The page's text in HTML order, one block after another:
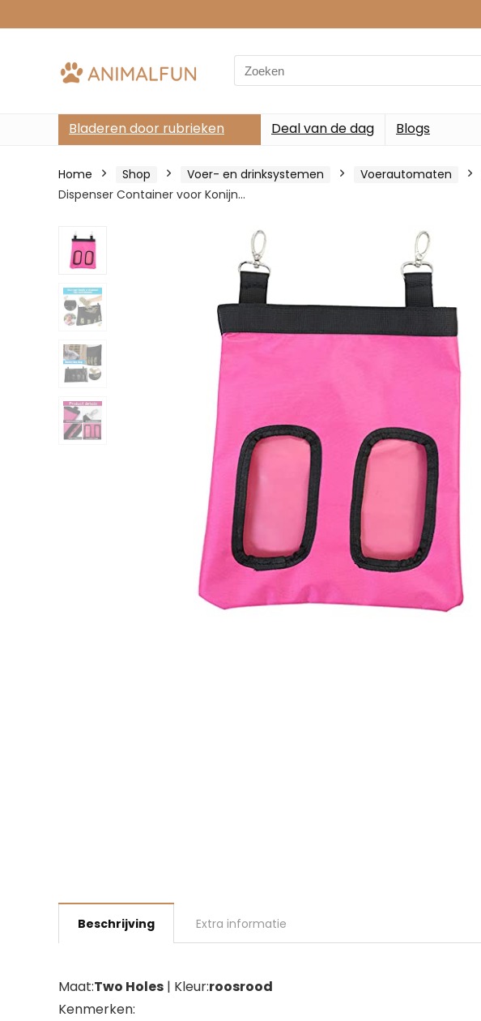
Search
for:
Bladeren door rubrieken Deal van de dag Blogs
Home Shop Voer- en drinksystemen Voerautomaten
Dispenser Container voor Konijn…
Beschrijving Extra informatie
Maat:Two Holes | Kleur:roosrood
Kenmerken: